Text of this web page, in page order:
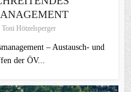
Toni Hötzelsperger
– Austausch- und
der ÖV...